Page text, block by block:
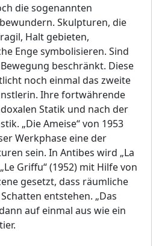
die sogenannten
Skulpturen, die
Halt gebieten,
Enge symbolisieren. Sind
beschränkt. Diese
noch einmal das zweite
Ihre fortwährende
Statik und nach der
„Die Ameise“ von 1953
Werkphase eine der
sein. In Antibes wird „La
Griffu“ (1952) mit Hilfe von
gesetzt, dass räumliche
entstehen. „Das
auf einmal aus wie ein